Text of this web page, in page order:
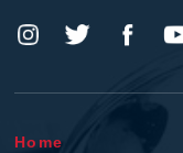
Home